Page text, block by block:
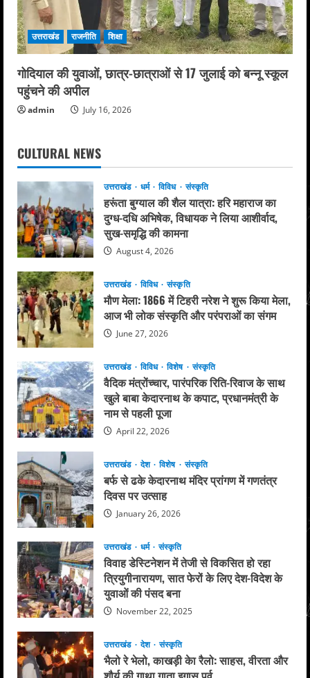
उत्तराखंड राजनीति शिक्षा
गोदियाल की युवाओं, छात्र-छात्राओं से 17 जुलाई को बन्नू स्कूल
पहुंचने की अपील
admin July 16, 2026
CULTURAL NEWS
उत्तराखंड धर्म विविध संस्कृति
हरूंता बुग्याल की शैल यात्रा: हरि महाराज का
दुग्ध-दधि अभिषेक, विधायक ने लिया आशीर्वाद,
सुख-समृद्धि की कामना
August 4, 2026
उत्तराखंड विविध संस्कृति
मौण मेला: 1866 में टिहरी नरेश ने शुरू किया मेला,
आज भी लोक संस्कृति और परंपराओं का संगम
June 27, 2026
उत्तराखंड विविध विशेष संस्कृति
वैदिक मंत्रोंच्चार, पारंपरिक रिति-रिवाज के साथ
खुले बाबा केदारनाथ के कपाट, प्रधानमंत्री के
नाम से पहली पूजा
April 22, 2026
उत्तराखंड देश विशेष संस्कृति
बर्फ से ढके केदारनाथ मंदिर प्रांगण में गणतंत्र
दिवस पर उत्साह
January 26, 2026
उत्तराखंड धर्म संस्कृति
विवाह डेस्टिनेशन में तेजी से विकसित हो रहा
त्रियुगीनारायण, सात फेरों के लिए देश-विदेश के
युवाओं की पंसद बना
November 22, 2025
उत्तराखंड देश संस्कृति
भैलो रे भेलो, काखड़ी केा रैलो: साहस, वीरता और